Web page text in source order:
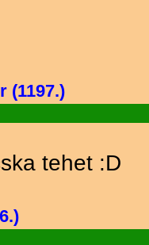
(1197.)
tehet :D